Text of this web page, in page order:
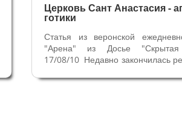
Церковь Сант Анастасия -
готики
Статья из веронской
"Арена" из Досье
17/08/10 Недавно закончилась
былое великолепие одной